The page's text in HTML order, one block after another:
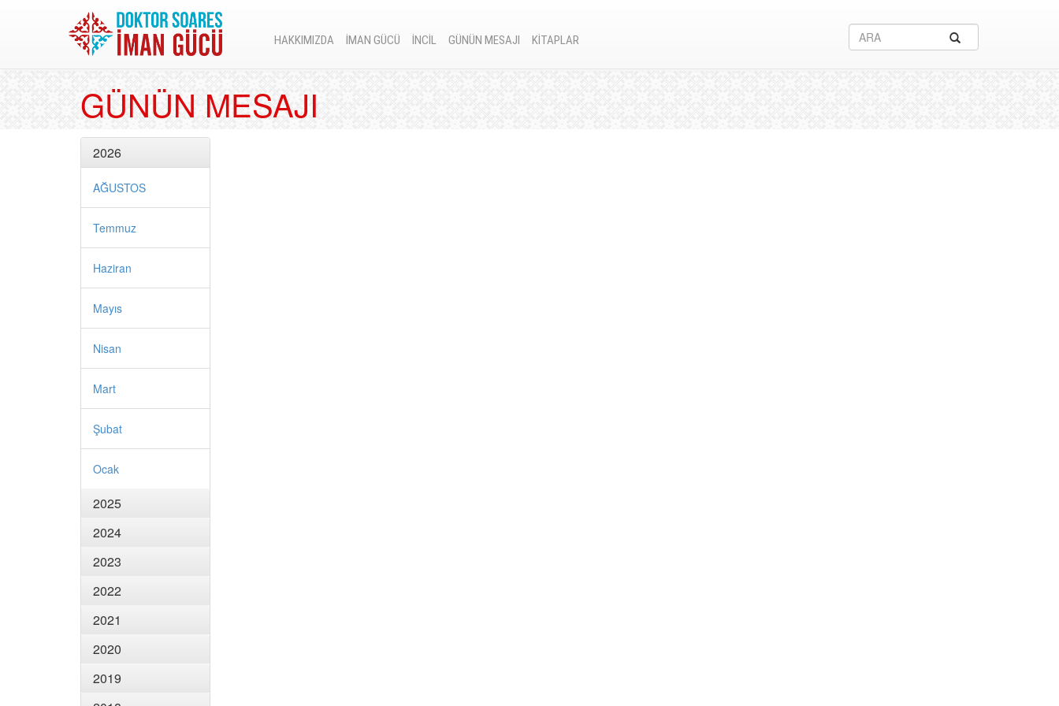
HAKKIMIZDA İMAN GÜCÜ İNCİL GÜNÜN MESAJI KİTAPLAR
GÜNÜN MESAJI
2026
AĞUSTOS
Temmuz
Haziran
Mayıs
Nisan
Mart
Şubat
Ocak
2025
2024
2023
2022
2021
2020
2019